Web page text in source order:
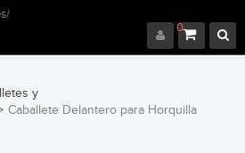
0
y
Caballete Delantero para Horquilla